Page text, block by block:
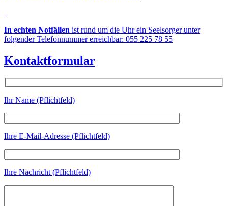
In echten Notfällen ist rund um die Uhr ein Seelsorger unter
folgender Telefonnummer erreichbar: 055 225 78 55
Kontaktformular
Ihr Name (Pflichtfeld)
Ihre E-Mail-Adresse (Pflichtfeld)
Ihre Nachricht (Pflichtfeld)